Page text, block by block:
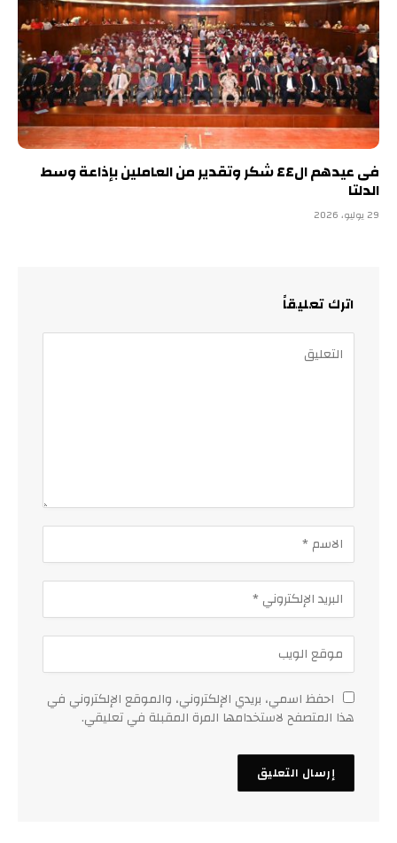
فى عيدهم ال٤٤ شكر وتقدير من العاملين بإذاعة وسط
الدلتا
29 يوليو، 2026
اترك تعليقاً
احفظ اسمي، بريدي الإلكتروني، والموقع الإلكتروني في
هذا المتصفح لاستخدامها المرة المقبلة في تعليقي.